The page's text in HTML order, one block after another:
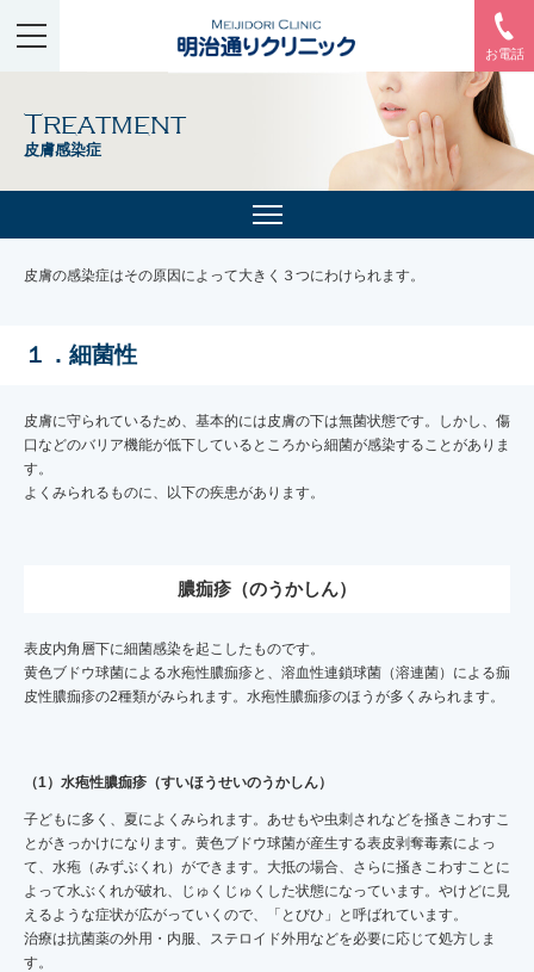
お電話
Treatment
皮膚感染症
皮膚の感染症はその原因によって大きく３つにわけられます。
１．細菌性
皮膚に守られているため、基本的には皮膚の下は無菌状態です。しかし、傷
口などのバリア機能が低下しているところから細菌が感染することがありま
す。
よくみられるものに、以下の疾患があります。
膿痂疹（のうかしん）
表皮内角層下に細菌感染を起こしたものです。
黄色ブドウ球菌による水疱性膿痂疹と、溶血性連鎖球菌（溶連菌）による痂
皮性膿痂疹の2種類がみられます。水疱性膿痂疹のほうが多くみられます。
（1）水疱性膿痂疹（すいほうせいのうかしん）
子どもに多く、夏によくみられます。あせもや虫刺されなどを掻きこわすこ
とがきっかけになります。黄色ブドウ球菌が産生する表皮剥奪毒素によっ
て、水疱（みずぶくれ）ができます。大抵の場合、さらに掻きこわすことに
よって水ぶくれが破れ、じゅくじゅくした状態になっています。やけどに見
えるような症状が広がっていくので、「とびひ」と呼ばれています。
治療は抗菌薬の外用・内服、ステロイド外用などを必要に応じて処方しま
す。